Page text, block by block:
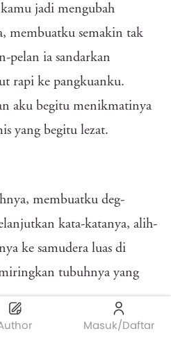
Masuk/Daftar
jadi mengubah
membuatku semakin tak
pelan ia sandarkan
rapi ke pangkuanku.
aku begitu menikmatinya
yang begitu lezat.
membuatku deg-
kata-katanya, alih-
ke samudera luas di
tubuhnya yang